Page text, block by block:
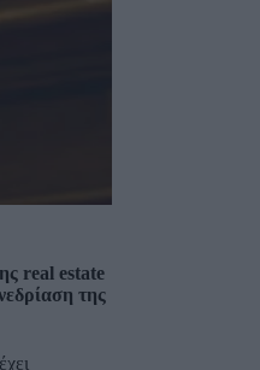
real estate
της